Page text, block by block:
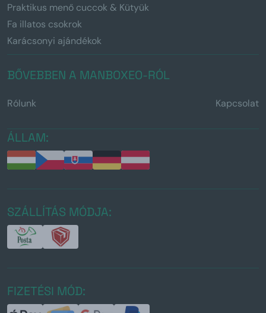
Praktikus menő cuccok & Kütyük
Fa illatos csokrok
Karácsonyi ajándékok
BŐVEBBEN A MANBOXEO-RÓL
Rólunk Kapcsolat
ÁLLAM:
SZÁLLÍTÁS MÓDJA:
FIZETÉSI MÓD: